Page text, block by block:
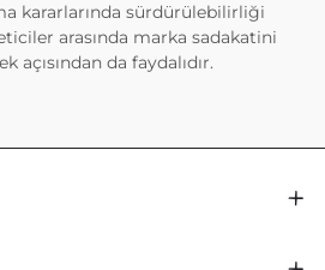
kararlarında sürdürülebilirliği
arasında marka sadakatini
açısından da faydalıdır.